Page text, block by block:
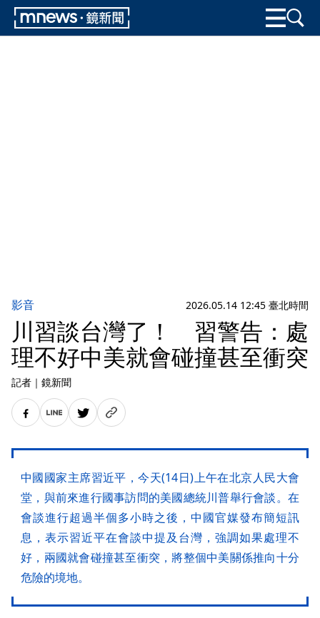
影音 2026.05.14 12:45 臺北時間
川習談台灣了！ 習警告：處
理不好中美就會碰撞甚至衝突
記者 ｜ 鏡新聞
中國國家主席習近平，今天(14日)上午在北京人民大會
堂，與前來進行國事訪問的美國總統川普舉行會談。在
會談進行超過半個多小時之後，中國官媒發布簡短訊
息，表示習近平在會談中提及台灣，強調如果處理不
好，兩國就會碰撞甚至衝突，將整個中美關係推向十分
危險的境地。